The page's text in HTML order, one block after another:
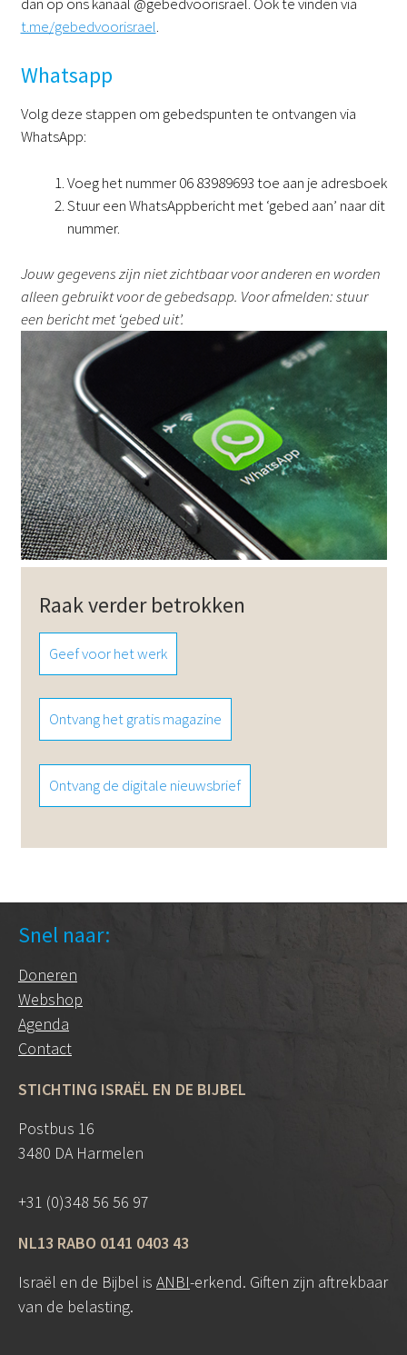
t.me/gebedvoorisrael.
Whatsapp
Volg deze stappen om gebedspunten te ontvangen via
WhatsApp:
Voeg het nummer 06 83989693 toe aan je adresboek
Stuur een WhatsAppbericht met ‘gebed aan’ naar dit
nummer.
Jouw gegevens zijn niet zichtbaar voor anderen en worden
alleen gebruikt voor de gebedsapp. Voor afmelden: stuur
een bericht met ‘gebed uit’.
Raak verder betrokken
Geef voor het werk
Ontvang het gratis magazine
Ontvang de digitale nieuwsbrief
Snel naar:
Doneren
Webshop
Agenda
Contact
STICHTING ISRAËL EN DE BIJBEL
Postbus 16
3480 DA Harmelen
+31 (0)348 56 56 97
NL13 RABO 0141 0403 43
Israël en de Bijbel is ANBI-erkend. Giften zijn aftrekbaar
van de belasting.